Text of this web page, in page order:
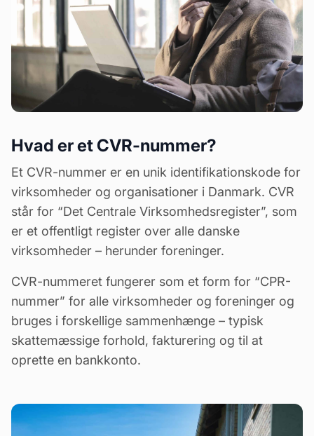
Hvad er et CVR-nummer?
Et CVR-nummer er en unik identifikationskode for
virksomheder og organisationer i Danmark. CVR
står for “Det Centrale Virksomhedsregister”, som
er et offentligt register over alle danske
virksomheder – herunder foreninger.
CVR-nummeret fungerer som et form for “CPR-
nummer” for alle virksomheder og foreninger og
bruges i forskellige sammenhænge – typisk
skattemæssige forhold, fakturering og til at
oprette en bankkonto.